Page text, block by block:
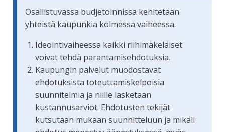
Osallistuvassa budjetoinnissa kehitetään
yhteistä kaupunkia kolmessa vaiheessa.
Ideointivaiheessa kaikki riihimäkeläiset
voivat tehdä parantamisehdotuksia.
Kaupungin palvelut muodostavat
ehdotuksista toteuttamiskelpoisia
suunnitelmia ja niille lasketaan
kustannusarviot. Ehdotusten tekijät
kutsutaan mukaan suunnitteluun ja mikäli